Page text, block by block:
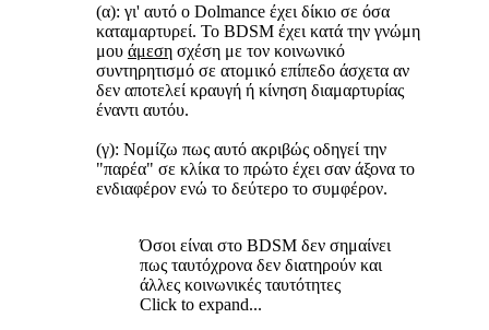
(α): γι' αυτό ο Dolmance έχει δίκιο σε όσα
καταμαρτυρεί. Το BDSM έχει κατά την γνώμη
μου άμεση σχέση με τον κοινωνικό
συντηρητισμό σε ατομικό επίπεδο άσχετα αν
δεν αποτελεί κραυγή ή κίνηση διαμαρτυρίας
έναντι αυτόυ.
(γ): Νομίζω πως αυτό ακριβώς οδηγεί την
"παρέα" σε κλίκα το πρώτο έχει σαν άξονα το
ενδιαφέρον ενώ το δεύτερο το συμφέρον.
Όσοι είναι στο BDSM δεν σημαίνει
πως ταυτόχρονα δεν διατηρούν και
άλλες κοινωνικές ταυτότητες
Click to expand...